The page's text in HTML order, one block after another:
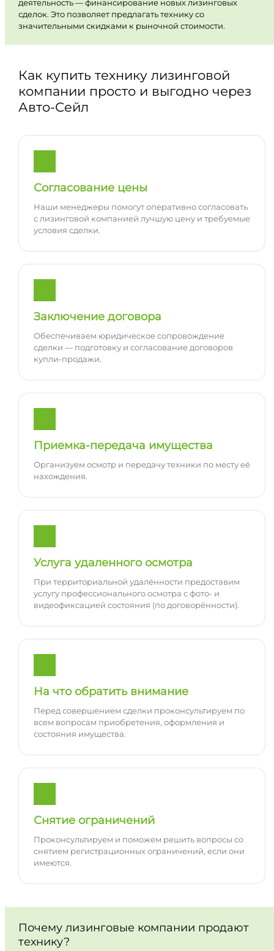
деятельность — финансирование новых лизинговых
сделок. Это позволяет предлагать технику со
значительными скидками к рыночной стоимости.
Как купить технику лизинговой
компании просто и выгодно через
Авто-Сейл
Согласование цены
Наши менеджеры помогут оперативно согласовать
с лизинговой компанией лучшую цену и требуемые
условия сделки.
Заключение договора
Обеспечиваем юридическое сопровождение
сделки — подготовку и согласование договоров
купли-продажи.
Приемка-передача имущества
Организуем осмотр и передачу техники по месту её
нахождения.
Услуга удаленного осмотра
При территориальной удалённости предоставим
услугу профессионального осмотра с фото- и
видеофиксацией состояния (по договорённости).
На что обратить внимание
Перед совершением сделки проконсультируем по
всем вопросам приобретения, оформления и
состояния имущества.
Снятие ограничений
Проконсультируем и поможем решить вопросы со
снятием регистрационных ограничений, если они
имеются.
Почему лизинговые компании продают
технику?